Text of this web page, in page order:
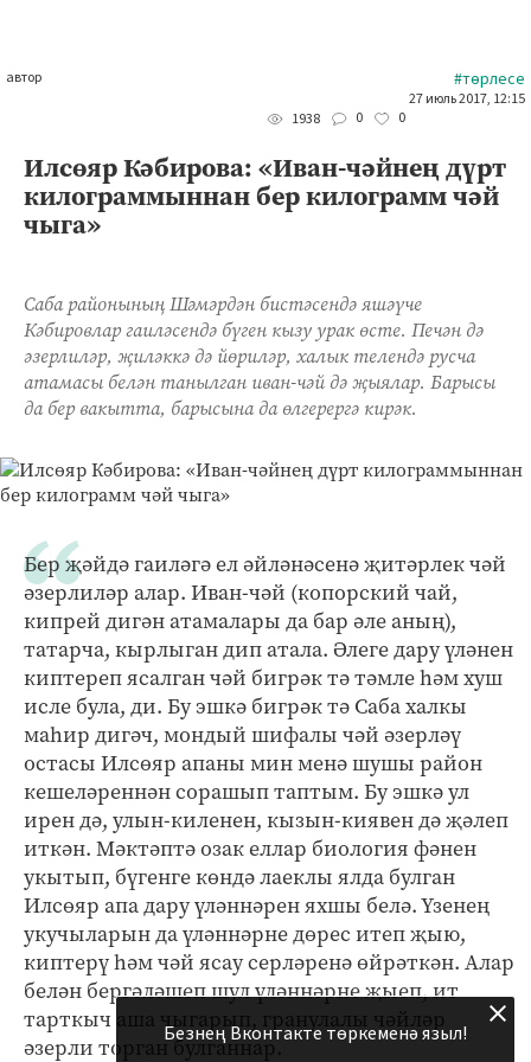
автор #төрлесе
27 июль 2017, 12:15
1938
0 0
Илсөяр Кәбирова: «Иван-чәйнең дүрт
килограммыннан бер килограмм чәй
чыга»
Саба районының Шәмәрдән бистәсендә яшәүче
Кәбировлар гаиләсендә бүген кызу урак өсте. Печән дә
әзерлиләр, җиләккә дә йөриләр, халык телендә русча
атамасы белән танылган иван-чәй дә җыялар. Барысы
да бер вакытта, барысына да өлгерергә кирәк.
Бер җәйдә гаиләгә ел әйләнәсенә җитәрлек чәй
әзерлиләр алар. Иван-чәй (копорский чай,
кипрей дигән атамалары да бар әле аның),
татарча, кырлыган дип атала. Әлеге дару үләнен
киптереп ясалган чәй бигрәк тә тәмле һәм хуш
исле була, ди. Бу эшкә бигрәк тә Саба халкы
маһир дигәч, мондый шифалы чәй әзерләү
остасы Илсөяр апаны мин менә шушы район
кешеләреннән сорашып таптым. Бу эшкә ул
ирен дә, улын-киленен, кызын-киявен дә җәлеп
иткән. Мәктәптә озак еллар биология фәнен
укытып, бүгенге көндә лаеклы ялда булган
Илсөяр апа дару үләннәрен яхшы белә. Үзенең
укучыларын да үләннәрне дөрес итеп җыю,
киптерү һәм чәй ясау серләренә өйрәткән. Алар
белән бергәләшеп шул үләннәрне җыеп, ит
тарткыч аша чыгарып, гранулалы чәйләр
әзерли торган булганнар.Безнең Вконтакте төркеменә языл!